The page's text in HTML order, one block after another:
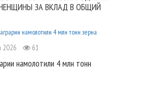
ЗА ВКЛАД В ОБЩИЙ
2026 61
намолотили 4 млн тонн